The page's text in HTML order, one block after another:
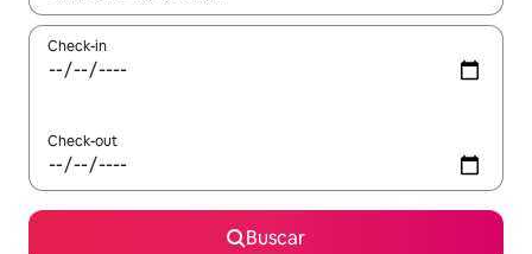
Check-in
Check-out
Buscar